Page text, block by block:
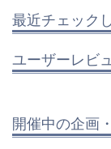
最近チェック
ユーザーレビ
開催中の企画